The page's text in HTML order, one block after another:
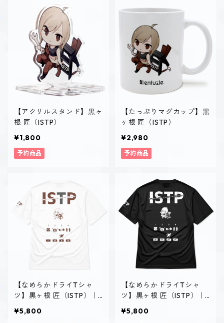
【アクリルスタンド】黒ヶ
根 匠（ISTP）
¥1,800
予約商品
【たっぷりマグカップ】黒
ヶ根 匠（ISTP）
¥2,980
予約商品
【なめらかドライTシャ
ツ】黒ヶ根 匠（ISTP）｜
¥5,800
【なめらかドライTシャ
ツ】黒ヶ根 匠（ISTP）｜
¥5,800